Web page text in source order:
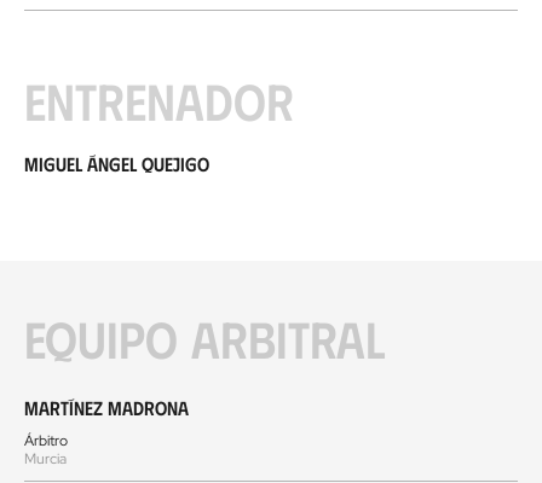
Entrenador
Miguel Ángel Quejigo
Equipo arbitral
Martínez Madrona
Árbitro
Murcia